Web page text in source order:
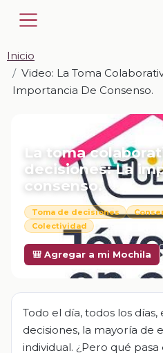
Inicio
Video: La Toma
Importancia De Consenso.
📎 VIDEO · MP4
La toma
decisiones: La
consenso.
Toma de decisiones
Colectividad
🎒 Agregar a mi Mochila
Todo el día, todos los
decisiones, la mayoría de
individual. ¿Pero qué